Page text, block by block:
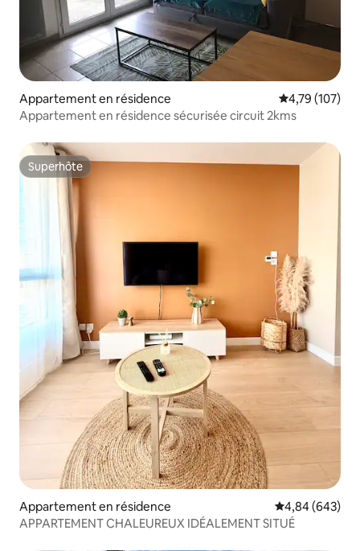
Appartement en résidence Évaluation
4,79 (107)
Appartement en résidence sécurisée circuit 2kms
Superhôte
Superhôte
Appartement en résidence Évaluation
4,84 (643)
APPARTEMENT CHALEUREUX IDÉALEMENT SITUÉ